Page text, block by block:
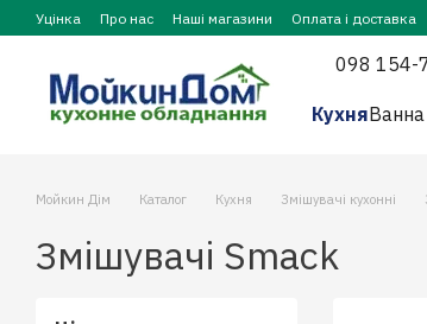
Перейти до основного контенту
Уцінка Про нас Наші магазини Оплата і доставка
098 154-
КухняВанна
Мойкин Дім Каталог Кухня Змішувачі кухонні
Змішувачі Smack